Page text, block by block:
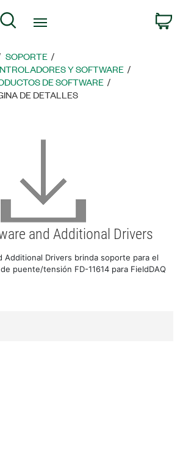
Búsqueda
SOPORTE
Y SOFTWARE
DE SOFTWARE
DE DETALLES
and Additional Drivers
Additional Drivers brinda soporte para el
puente/tensión FD-11614 para FieldDAQ